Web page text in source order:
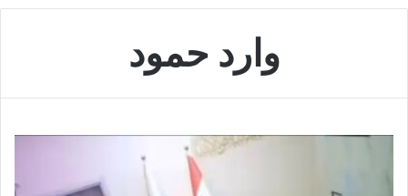
وارد حمود